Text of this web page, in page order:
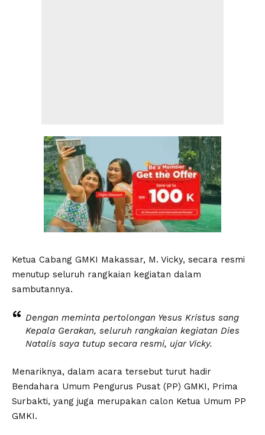
Ketua Cabang GMKI Makassar, M. Vicky, secara resmi
menutup seluruh rangkaian kegiatan dalam
sambutannya.
Dengan meminta pertolongan Yesus Kristus sang
Kepala Gerakan, seluruh rangkaian kegiatan Dies
Natalis saya tutup secara resmi, ujar Vicky.
Menariknya, dalam acara tersebut turut hadir
Bendahara Umum Pengurus Pusat (PP) GMKI, Prima
Surbakti, yang juga merupakan calon Ketua Umum PP
GMKI.